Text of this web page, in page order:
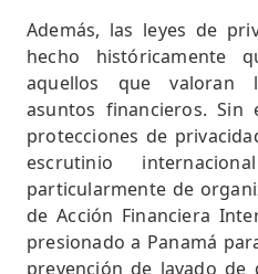
Además, las leyes de
hecho históricamente
aquellos que valoran
asuntos financieros. Sin
protecciones de
escrutinio
particularmente de
de Acción Financiera
presionado a Panamá
prevención de lavado de